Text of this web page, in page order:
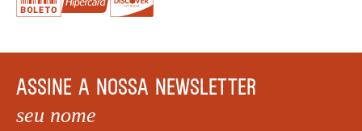
ASSINE A NOSSA NEWSLETTER